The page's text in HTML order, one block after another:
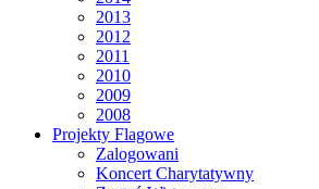
2013
2012
2011
2010
2009
2008
Projekty Flagowe
Zalogowani
Koncert Charytatywny